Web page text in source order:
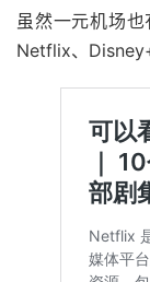
虽然一元机场
Netflix、